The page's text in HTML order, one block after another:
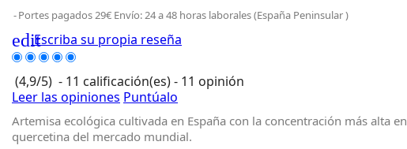
Portes pagados 29€ Envío: 24 a 48 horas laborales (España Peninsular )
editEscriba su propia reseña
(4,9/5) - 11 calificación(es) - 11 opinión
Leer las opiniones Puntúalo
Artemisa ecológica cultivada en España con la concentración más alta en
quercetina del mercado mundial.